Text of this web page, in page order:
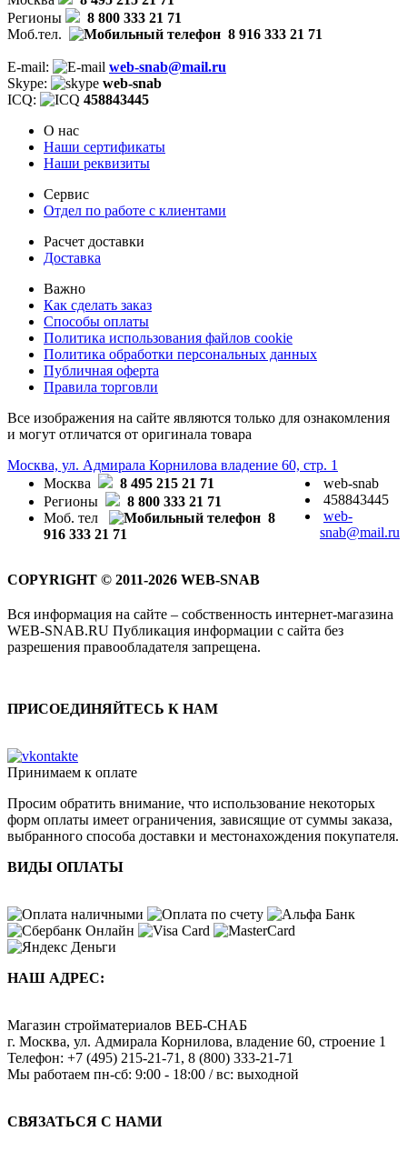
Регионы
8 800 333 21 71
Моб.тел.
8 916 333 21 71
E-mail:
web-snab@mail.ru
Skype:
web-snab
ICQ:
458843445
О нас
Наши сертификаты
Наши реквизиты
Сервис
Отдел по работе с клиентами
Расчет доставки
Доставка
Важно
Как сделать заказ
Способы оплаты
Политика использования файлов cookie
Политика обработки персональных данных
Публичная оферта
Правила торговли
Все изображения на сайте являются только для ознакомления
и могут отличатся от оригинала товара
Москва, ул. Адмирала Корнилова владение 60, стр. 1
Москва
8 495 215 21 71
Регионы
8 800 333 21 71
Моб. тел
8
916 333 21 71
web-snab
458843445
web-
snab@mail.ru
COPYRIGHT © 2011-2026 WEB-SNAB
Вся информация на сайте – собственность интернет-магазина
WEB-SNAB.RU Публикация информации с сайта без
разрешения правообладателя запрещена.
ПРИСОЕДИНЯЙТЕСЬ К НАМ
Принимаем к оплате
Просим обратить внимание, что использование некоторых
форм оплаты имеет ограничения, зависящие от суммы заказа,
выбранного способа доставки и местонахождения покупателя.
ВИДЫ ОПЛАТЫ
НАШ АДРЕС:
Магазин стройматериалов ВЕБ-СНАБ
г. Москва, ул. Адмирала Корнилова, владение 60, строение 1
Телефон: +7 (495) 215-21-71 , 8 (800) 333-21-71
Мы работаем пн-сб: 9:00 - 18:00 / вс: выходной
СВЯЗАТЬСЯ С НАМИ